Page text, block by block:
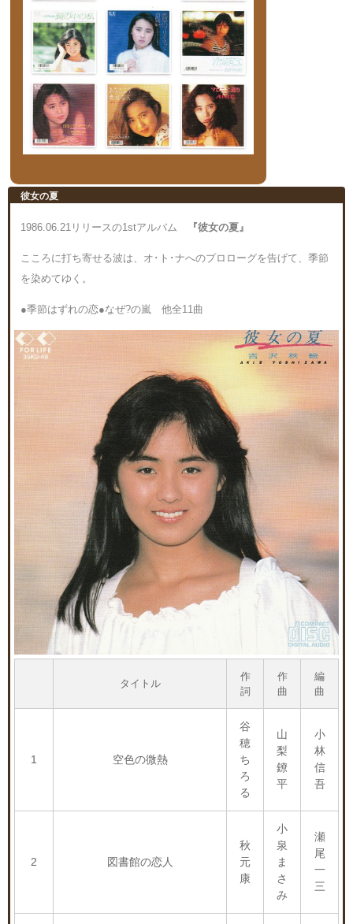
彼女の夏
1986.06.21リリースの1stアルバム 『彼女の夏』
こころに打ち寄せる波は、オ･ト･ナへのプロローグを告げて、季節
を染めてゆく。
●季節はずれの恋●なぜ?の嵐 他全11曲
タイトル
作
詞
作
曲
編
曲
1 空色の微熱
谷
穂
ち
ろ
る
山
梨
鐐
平
小
林
信
吾
2 図書館の恋人
秋
元
康
小
泉
ま
さ
み
瀬
尾
一
三